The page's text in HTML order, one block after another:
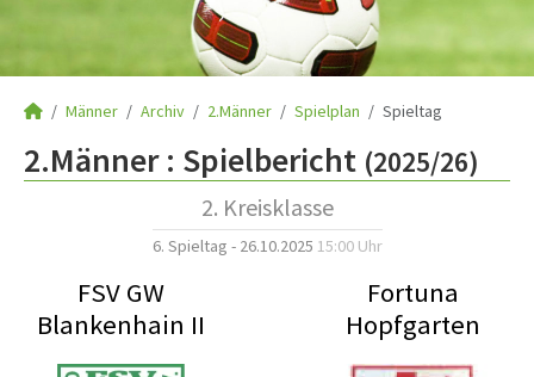
Männer Archiv 2.Männer Spielplan Spieltag
2.Männer : Spielbericht (2025/26)
2. Kreisklasse
6. Spieltag - 26.10.2025 15:00 Uhr
FSV GW
Blankenhain II
Fortuna
Hopfgarten